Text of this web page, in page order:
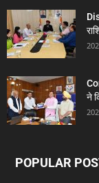
ने
POPULAR